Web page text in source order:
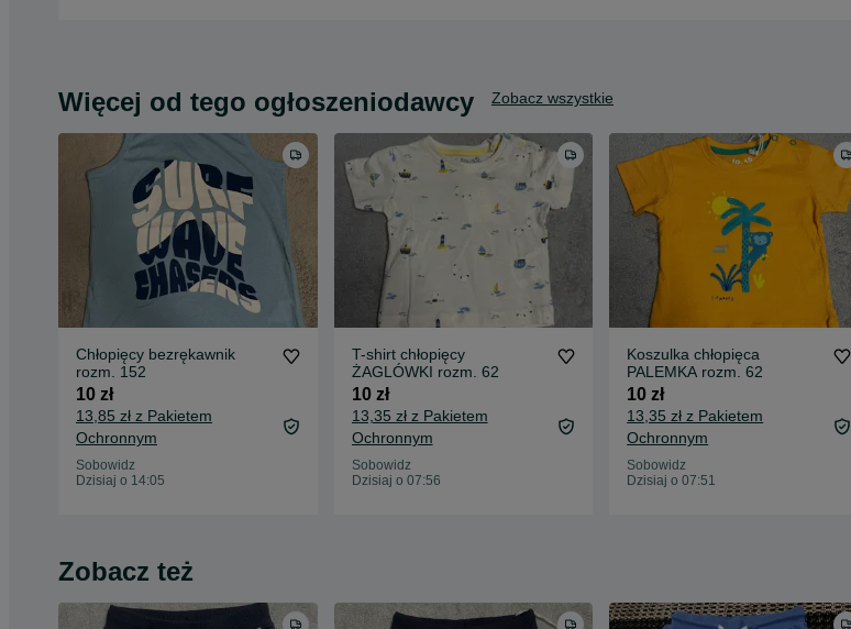
Więcej od tego ogłoszeniodawcy Zobacz wszystkie
Chłopięcy bezrękawnik
rozm. 152
10 zł
13,85 zł z Pakietem
Ochronnym
Sobowidz
Dzisiaj o 14:05
T-shirt chłopięcy
ŻAGLÓWKI rozm. 62
10 zł
13,35 zł z Pakietem
Ochronnym
Sobowidz
Dzisiaj o 07:56
Koszulka chłopięca
PALEMKA rozm. 62
10 zł
13,35 zł z Pakietem
Ochronnym
Sobowidz
Dzisiaj o 07:51
Zobacz też